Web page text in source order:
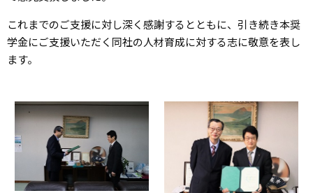
これまでのご支援に対し深く感謝するとともに、引き続き本奨
学金にご支援いただく同社の人材育成に対する志に敬意を表し
ます。